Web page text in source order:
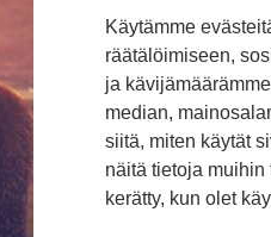
Käytämme
räätälöimiseen,
ja
median,
siitä, miten käytät
näitä tietoja
kerätty, kun olet